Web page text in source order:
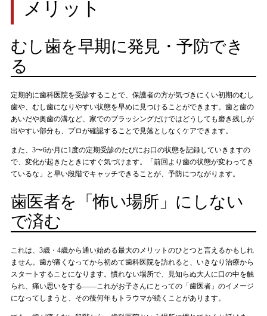
メリット
むし歯を早期に発見・予防でき
る
定期的に歯科医院を受診することで、保護者の方が気づきにくい初期のむし
歯や、むし歯になりやすい状態を早めに見つけることができます。歯と歯の
あいだや奥歯の溝など、家でのブラッシングだけではどうしても磨き残しが
出やすい部分も、プロが確認することで見落としなくケアできます。
また、3〜6か月に1度の定期受診のたびにお口の状態を記録していきますの
で、変化が起きたときにすぐ気づけます。「前回より歯の状態が変わってき
ているな」と早い段階でキャッチできることが、予防につながります。
歯医者を「怖い場所」にしない
で済む
これは、3歳・4歳から通い始める最大のメリットのひとつと言えるかもしれ
ません。歯が痛くなってから初めて歯科医院を訪れると、いきなり治療から
スタートすることになります。慣れない場所で、見知らぬ大人に口の中を触
られ、痛い思いをする——これがお子さんにとっての「歯医者」のイメージ
になってしまうと、その後何年もトラウマが続くことがあります。